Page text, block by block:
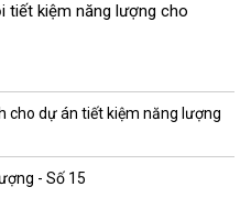
tiết kiệm năng lượng cho
cho dự án tiết kiệm năng lượng
- Số 15